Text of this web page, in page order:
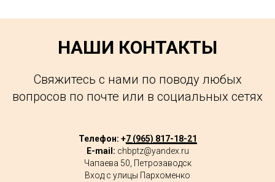
НАШИ КОНТАКТЫ
Свяжитесь с нами по поводу любых
вопросов по почте или в социальных сетях
Телефон: +7 (965) 817-18-21
E-mail: chbptz@yandex.ru
Чапаева 50, Петрозаводск
Вход с улицы Пархоменко